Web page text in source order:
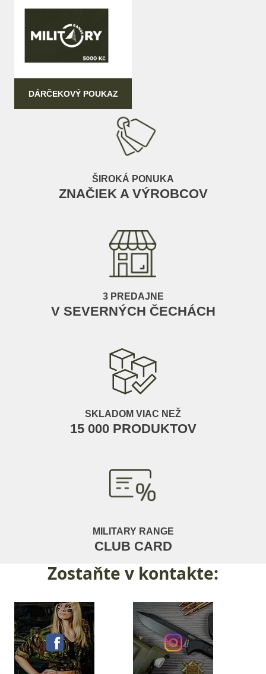
DÁRČEKOVÝ POUKAZ
ŠIROKÁ PONUKA
ZNAČIEK A VÝROBCOV
3 PREDAJNE
V SEVERNÝCH ČECHÁCH
SKLADOM VIAC NEŽ
15 000 PRODUKTOV
MILITARY RANGE
CLUB CARD
Zostaňte v kontakte: